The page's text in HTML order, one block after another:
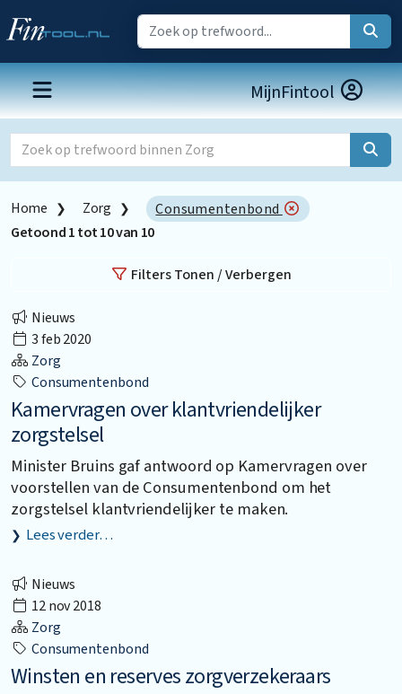
MijnFintool
Home Zorg
Consumentenbond
Getoond1tot10van 10
Filters Tonen / Verbergen
Nieuws
3 feb 2020
Zorg
Consumentenbond
Kamervragen over klantvriendelijker
zorgstelsel
Minister Bruins gaf antwoord op Kamervragen over
voorstellen van de Consumentenbond om het
zorgstelsel klantvriendelijker te maken.
Lees verder…
Nieuws
12 nov 2018
Zorg
Consumentenbond
Winsten en reserves zorgverzekeraars